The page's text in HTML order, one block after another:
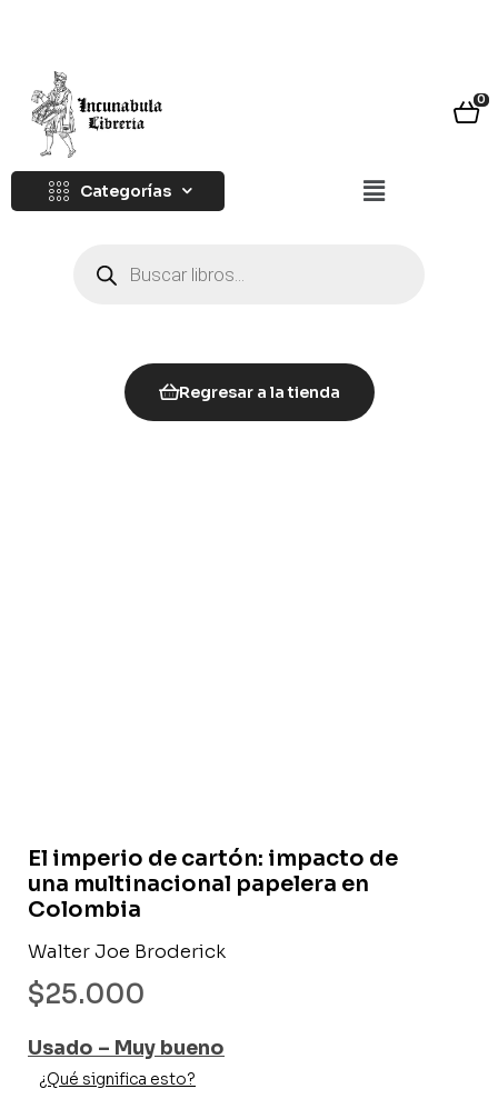
0
Categorías
Regresar a la tienda
El imperio de cartón: impacto de
una multinacional papelera en
Colombia
Walter Joe Broderick
$25.000
Usado – Muy bueno
¿Qué significa esto?